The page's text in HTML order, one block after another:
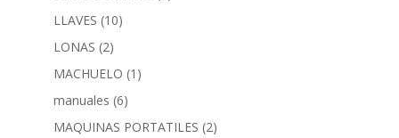
LLAVES (10)
LONAS (2)
MACHUELO (1)
manuales (6)
MAQUINAS PORTATILES (2)